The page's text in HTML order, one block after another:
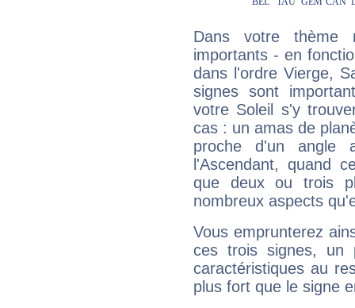
Dans votre thème
importants - en
dans l'ordre Vierge,
signes sont
votre Soleil s'y
cas : un amas de
proche d'un
l'Ascendant, quand
que deux ou trois
nombreux aspects
Vous emprunterez
ces trois signes, un
caractéristiques au
plus fort que le signe